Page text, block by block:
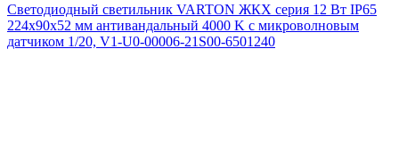
Светодиодный светильник VARTON ЖКХ серия 12 Вт IP65
224х90х52 мм антивандальный 4000 K с микроволновым
датчиком 1/20, V1-U0-00006-21S00-6501240